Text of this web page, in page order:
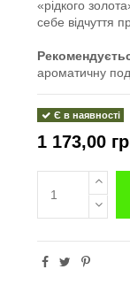
«рідкого
себе відчуття
ароматичну
Є в наявності
1 173,00